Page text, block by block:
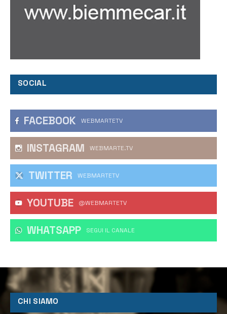
SOCIAL
FACEBOOK WEBMARTETV
INSTAGRAM WEBMARTE.TV
TWITTER WEBMARTETV
YOUTUBE @WEBMARTETV
WHATSAPP ‎SEGUI IL CANALE
CHI SIAMO